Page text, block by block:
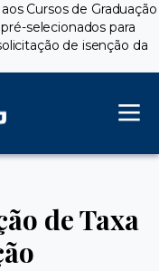
Cursos de Graduação
selecionados para
de isenção da
de Taxa